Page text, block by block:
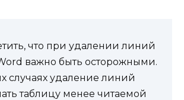
что при удалении линий
важно быть осторожными.
случаях удаление линий
таблицу менее читаемой